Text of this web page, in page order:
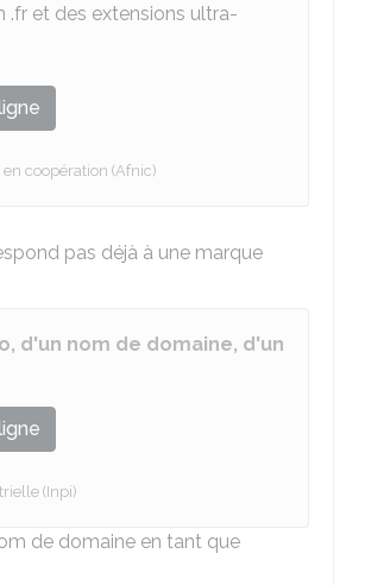
.fr et des extensions ultra-
coopération (Afnic)
pas déjà à une marque
d'un nom de domaine, d'un
(Inpi)
de domaine en tant que